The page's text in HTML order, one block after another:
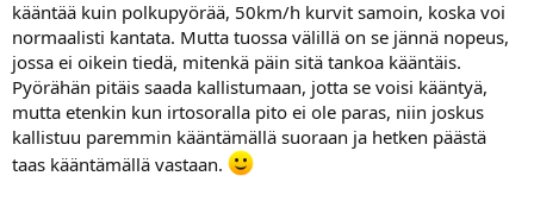
kääntää kuin polkupyörää, 50km/h kurvit samoin, koska voi
normaalisti kantata. Mutta tuossa välillä on se jännä nopeus,
jossa ei oikein tiedä, mitenkä päin sitä tankoa kääntäis.
Pyörähän pitäis saada kallistumaan, jotta se voisi kääntyä,
mutta etenkin kun irtosoralla pito ei ole paras, niin joskus
kallistuu paremmin kääntämällä suoraan ja hetken päästä
taas kääntämällä vastaan.